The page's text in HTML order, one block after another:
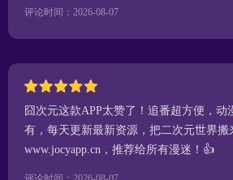
评论时间：2026-08-07
囧次元这款APP太赞了！追番超方便，动
有，每天更新最新资源，把二次元世界搬
www.jocyapp.cn，推荐给所有漫迷！👍